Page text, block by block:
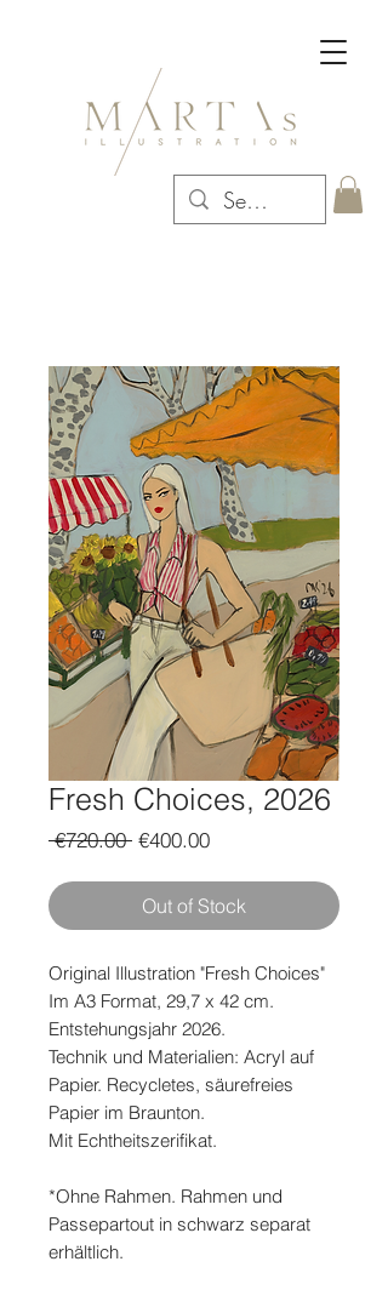
Fresh Choices, 2026
€720.00 Regular
€400.00Sale
Out of Stock
Original Illustration "Fresh Choices"
Im A3 Format, 29,7 x 42 cm.
Entstehungsjahr 2026.
Technik und Materialien: Acryl auf
Papier. Recycletes, säurefreies
Papier im Braunton.
Mit Echtheitszerifikat.
*Ohne Rahmen. Rahmen und
Passepartout in schwarz separat
erhältlich.